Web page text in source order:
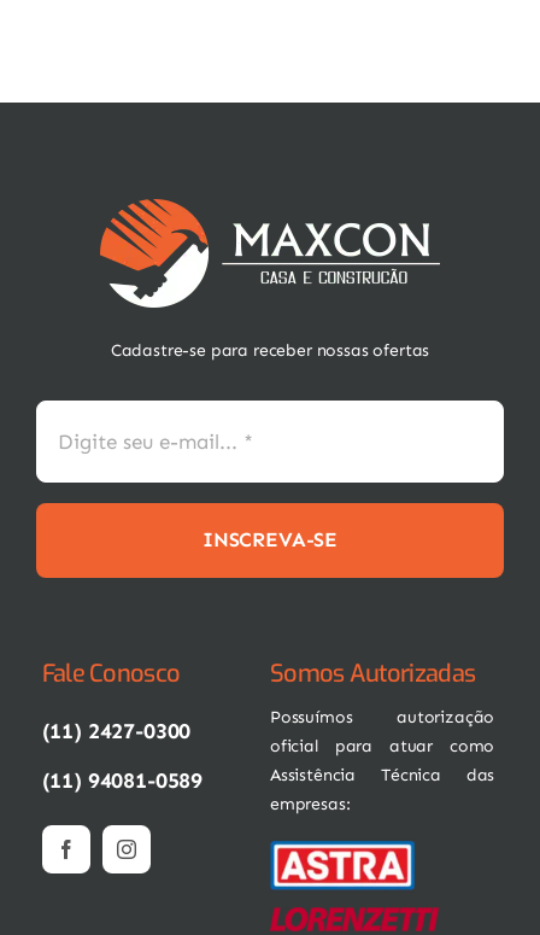
Cadastre-se para receber nossas ofertas
INSCREVA-SE
Fale Conosco
(11) 2427-0300
(11) 94081-0589
Somos Autorizadas
Possuímos autorização
oficial para atuar como
Assistência Técnica das
empresas: